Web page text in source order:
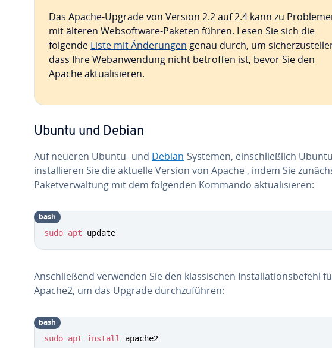
Das Apache-Upgrade von Version 2.2 auf 2.4 kann zu
mit älteren Web­soft­ware-Paketen führen. Lesen Sie sich die
folgende Liste mit Än­de­run­gen genau durch, um
dass Ihre Web­an­wen­dung nicht betroffen ist, bevor Sie den
Apache ak­tua­li­sie­ren.
Ubuntu und Debian
Auf neueren Ubuntu- und Debian-Systemen, ein­schließ­lich
in­stal­lie­ren Sie die aktuelle Version von Apache , indem Sie
Pa­ket­ver­wal­tung mit dem folgenden Kommando ak­tua­li­sie­ren:
sudo apt update
bash
An­schlie­ßend verwenden Sie den klas­si­schen In­stal­la­ti­ons­be­fehl
Apache2, um das Upgrade durch­zu­füh­ren:
sudo apt install apache2
bash